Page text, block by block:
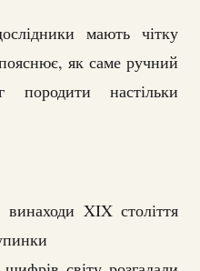
мають чітку
як саме ручний
настільки
XIX століття